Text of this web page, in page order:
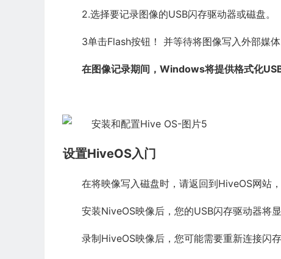
2.选择要记录图像的USB闪存驱动器或磁盘。
3单击Flash按钮！ 并等待将图像写入外部媒体
在图像记录期间，Windows将提供格式化
设置HiveOS入门
在将映像写入磁盘时，请返回到HiveOS网站
安装NiveOS映像后，您的USB闪存驱动器将
录制HiveOS映像后，您可能需要重新连接闪存